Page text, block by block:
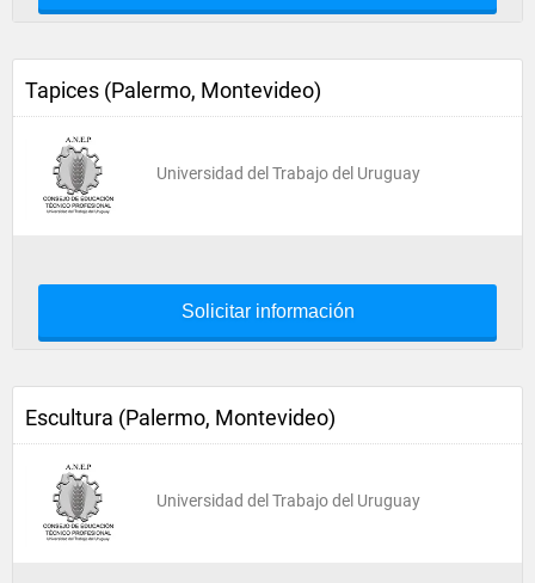
Tapices (Palermo, Montevideo)
Universidad del Trabajo del Uruguay
Solicitar información
Escultura (Palermo, Montevideo)
Universidad del Trabajo del Uruguay